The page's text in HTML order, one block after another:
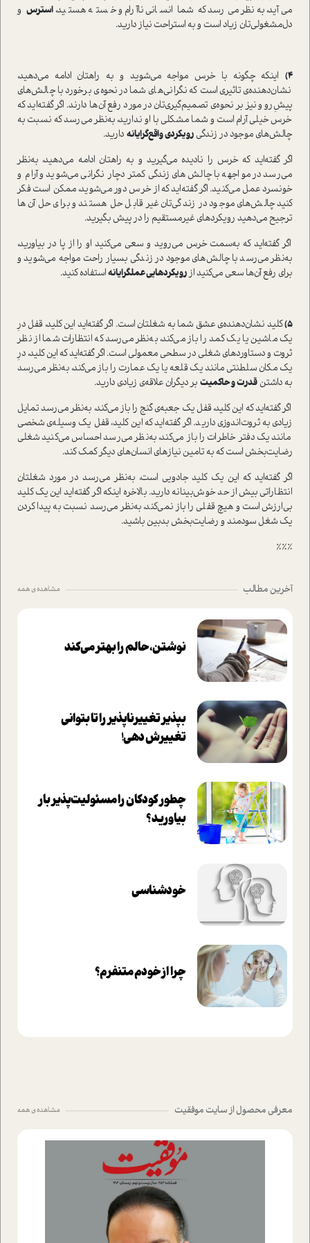
می‌آید، به‌نظر می‌رسد که شما انسانی ناآرام و خسته هستید، استرس و
دل‌مشغولی‌تان زیاد است و به استراحت نیاز دارید.
۴)
اینکه چگونه با خرس مواجه می‌شوید و به راهتان ادامه می‌دهید،
نشان‌دهنده‌ی تاثیری است که نگرانی‌های شما در نحوه‌ی برخورد با چالش‌های
پیشِ‌رو و نیز بر نحوه‌ی تصمیم‌گیری‌تان در مورد رفع آن‌ها دارند. اگر گفته‌اید که
خرس خیلی آرام است و شما مشکلی با او ندارید، به‌نظر می‌رسد که نسبت به
چالش‌های موجود در زندگی رویکردی واقع‌گرایانه دارید.
اگر گفته‌اید که خرس را نادیده می‌گیرید و به راهتان ادامه می‌دهید، به‌نظر
می‌رسد در مواجهه با چالش‌های زندگی کمتر دچار نگرانی می‌شوید و آرام و
خونسرد عمل می‌کنید. اگر گفته‌اید که از خرس دور می‌شوید، ممکن است فکر
کنید چالش‌های موجود در زندگی‌تان غیر قابل حل هستند و برای حل آن‌ها
ترجیح می‌دهید رویکردهای غیرمستقیم را در پیش بگیرید.
اگر گفته‌اید که به‌سمت خرس می‌روید و سعی می‌کنید او را از پا در بیاورید،
به‌نظر می‌رسد با چالش‌های موجود در زندگی بسیار راحت مواجه می‌شوید و
برای رفع آن‌ها سعی می‌کنید ازرویکردهایی عملگرایانهاستفاده کنید.
۵) کلید نشان‌دهنده‌ی عشق شما به شغلتان است. اگر گفته‌اید این کلید، قفل درِ
یک ماشین یا یک کمد را باز می‌کند، به‌نظر می‌رسد که انتظارات شما از نظر
ثروت و دستاوردهای شغلی در سطحی معمولی است. اگر گفته‌اید که این کلید، درِ
یک مکان سلطنتی مانند یک قلعه یا یک عمارت را باز می‌کند، به‌نظر می‌رسد
به داشتن قدرت و حاکمیت بر دیگران علاقه‌ی زیادی دارید.
اگر گفته‌اید که این کلید، قفل یک جعبه‌ی گنج را باز می‌کند، به‌نظر می‌رسد تمایل
زیادی به ثروت‌اندوزی دارید. اگر گفته‌اید که این کلید، قفل یک وسیله‌ی شخصی
مانند یک دفتر خاطرات را باز می‌کند، به‌نظر می‌رسد احساس می‌کنید شغلی
رضایت‌بخش است که به تامین نیازهای انسان‌های دیگر کمک کند.
اگر گفته‌اید که این یک کلید جادویی است، به‌نظر می‌رسد در مورد شغلتان
انتظاراتی بیش از حد خوش‌بینانه دارید. بالاخره اینکه اگر گفته‌اید این یک کلید
بی‌ارزش است و هیچ قفلی را باز نمی‌کند، به‌نظر می‌رسد نسبت به پیدا کردن
یک شغل سودمند و رضایت‌بخش بدبین باشید.
٪٪٪
آخرین مطالب مشاهده ی همه
نوشتن، حالم را بهتر می‌کند
بپذير تغييرناپذير را تا بتواني
تغييرش دهي!‏
چطور کودکان را مسئولیت‌پذیر بار
بیاورید؟
خودشناسی
چرا از خودم متنفرم؟
معرفی محصول از سایت موفقیت مشاهده ی همه